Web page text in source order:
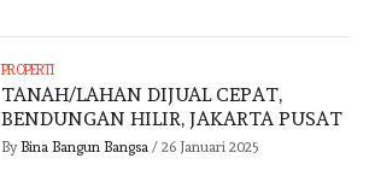
PROPERTI
TANAH/LAHAN DIJUAL CEPAT,
BENDUNGAN HILIR, JAKARTA PUSAT
By Bina Bangun Bangsa/ 26 Januari 2025